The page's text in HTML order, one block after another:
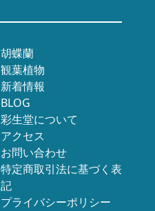
胡蝶蘭
観葉植物
新着情報
BLOG
彩生堂について
アクセス
お問い合わせ
特定商取引法に基づく表
記
プライバシーポリシー